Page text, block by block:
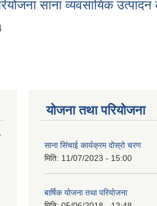
साना व्यवसायिक
योजना तथा परियोजना
साना सिंचाई कार्यक्रम दोस्रो चरण
मिति: 11/07/2023 - 15:00
बार्षिक योजना तथा परियोजना